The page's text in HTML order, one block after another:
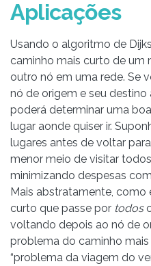
Aplicações
Usando o algoritmo de
caminho mais curto de um
outro nó em uma rede. Se
nó de origem e seu
poderá determinar uma
lugar aonde quiser ir.
lugares antes de voltar
menor meio de visitar
minimizando despesas
Mais abstratamente, como
curto que passe por todos
voltando depois ao nó de
problema do caminho
“problema da viagem do